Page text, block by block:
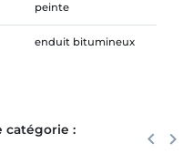
peinte
enduit bitumineux
catégorie : keyboard_arrow_left keyboard_arrow_right